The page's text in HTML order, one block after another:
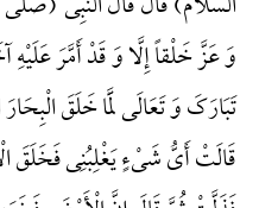
وَ عَزَّ خَلْقاً إِلَّا وَ قَدْ أَمَّرَ عَلَیْهِ
تَبَارَکَ وَ تَعَالَی لَمَّا خَلَقَ
قَالَتْ أَیُّ شَیْءٍ یَغْلِبُنِی